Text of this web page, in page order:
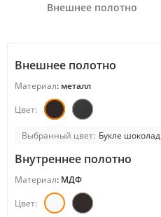
Внешнее полотно
Внешнее полотно
Материал: металл
Цвет:
Выбранный цвет: Букле шоколад
Внутреннее полотно
Материал: МДФ
Цвет: